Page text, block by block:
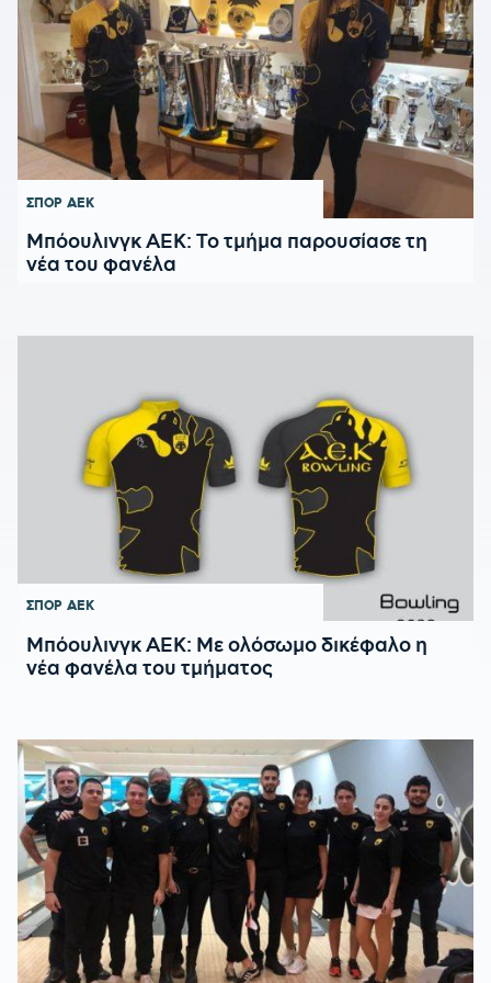
ΣΠΟΡ ΑΕΚ
Μπόουλινγκ ΑΕΚ: Το τμήμα παρουσίασε τη
νέα του φανέλα
ΣΠΟΡ ΑΕΚ
Μπόουλινγκ ΑΕΚ: Με ολόσωμο δικέφαλο η
νέα φανέλα του τμήματος